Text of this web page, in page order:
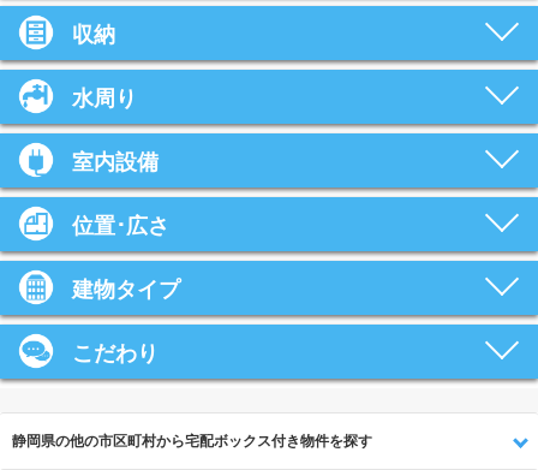
収納
水周り
室内設備
位置･広さ
建物タイプ
こだわり
静岡県の他の市区町村から宅配ボックス付き物件を探す